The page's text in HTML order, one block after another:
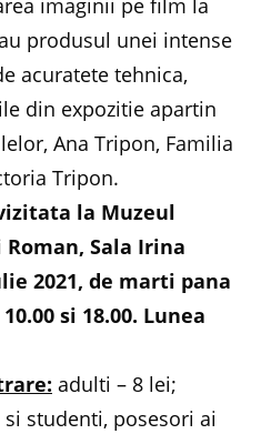
produsul unei intense
acuratete tehnica,
din expozitie apartin
Ana Tripon, Familia
Tripon.
la Muzeul
Sala Irina
2021, de marti pana
si 18.00. Lunea
adulti – 8 lei;
studenti, posesori ai